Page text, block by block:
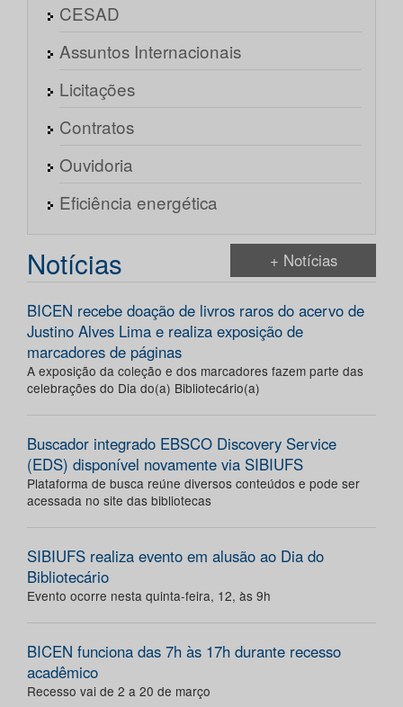
CESAD
Assuntos Internacionais
Licitações
Contratos
Ouvidoria
Eficiência energética
Notícias + Notícias
BICEN recebe doação de livros raros do acervo de
Justino Alves Lima e realiza exposição de
marcadores de páginas
A exposição da coleção e dos marcadores fazem parte das
celebrações do Dia do(a) Bibliotecário(a)
Buscador integrado EBSCO Discovery Service
(EDS) disponível novamente via SIBIUFS
Plataforma de busca reúne diversos conteúdos e pode ser
acessada no site das bibliotecas
SIBIUFS realiza evento em alusão ao Dia do
Bibliotecário
Evento ocorre nesta quinta-feira, 12, às 9h
BICEN funciona das 7h às 17h durante recesso
acadêmico
Recesso vai de 2 a 20 de março